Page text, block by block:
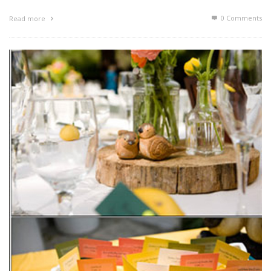
Read more 0 Comments